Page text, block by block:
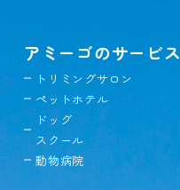
アミーゴのサービス
トリミングサロン
ペットホテル
ドッグ
スクール
動物病院